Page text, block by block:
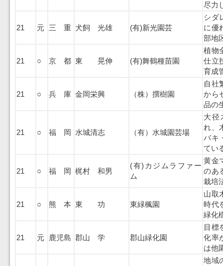
尽力
21 元 三 重 犬飼 光雄 (有)新光園芸
シダ
に優
部地
21 ○ 京 都 東 晃伸 (有)舞鶴種苗園
植物
仕立
育成
21 ○ 兵 庫 金岡栄興 （株）撰樹園
自社
から
品の
21 ○ 福 岡 水城清志 （有）水城園芸場
大径
れ、
バキ
てい
21 ○ 福 岡 梶村 和男
(有)カジムラファー
ム
黄金
のあ
栽培
21 ○ 熊 本 東 功 東緑楓園
山取
時代
緑化
21 元 鹿児島 郡山 学 郡山緑化園
目標
化率
は他
地域